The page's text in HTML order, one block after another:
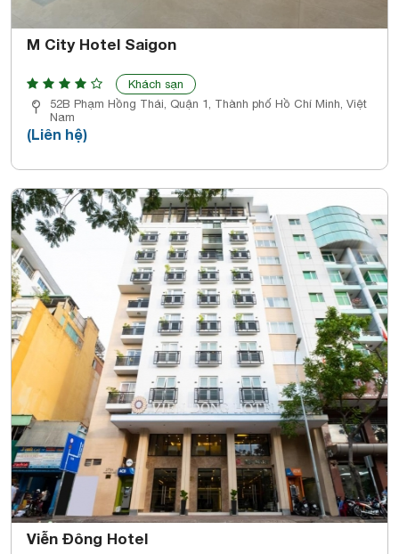
M City Hotel Saigon
Khách sạn
52B Phạm Hồng Thái, Quận 1, Thành phố Hồ Chí Minh, Việt
Nam
(Liên hệ)
Viễn Đông Hotel